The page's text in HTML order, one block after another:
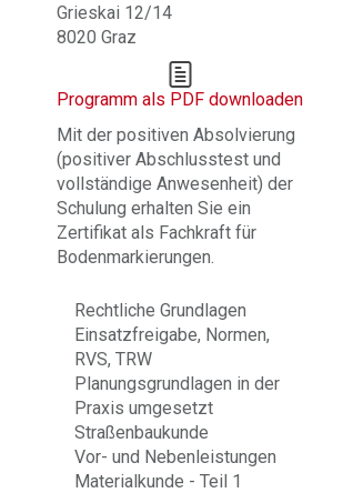
Grieskai 12/14
8020 Graz
Programm als PDF downloaden
Mit der positiven Absolvierung
(positiver Abschlusstest und
vollständige Anwesenheit) der
Schulung erhalten Sie ein
Zertifikat als Fachkraft für
Bodenmarkierungen.
Rechtliche Grundlagen
Einsatzfreigabe, Normen,
RVS, TRW
Planungsgrundlagen in der
Praxis umgesetzt
Straßenbaukunde
Vor- und Nebenleistungen
Materialkunde - Teil 1